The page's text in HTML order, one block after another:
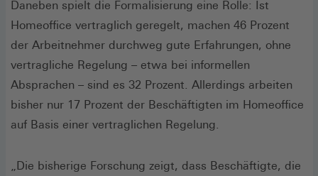
Daneben spielt die Formalisierung eine Rolle: Ist
Homeoffice vertraglich geregelt, machen 46 Prozent
der Arbeitnehmer durchweg gute Erfahrungen, ohne
vertragliche Regelung – etwa bei informellen
Absprachen – sind es 32 Prozent. Allerdings arbeiten
bisher nur 17 Prozent der Beschäftigten im Homeoffice
auf Basis einer vertraglichen Regelung.
„Die bisherige Forschung zeigt, dass Beschäftigte, die